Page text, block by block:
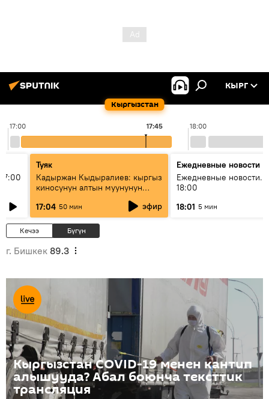
Кыргызстан
КЫРГ
17:00 18:00
17:45
Туяк
Кадыржан Кыдыралиев: кыргыз
киносунун алтын муунунун
17:04 50 мин эфир
Ежедневные новости
Ежедневные новости.
18:00
18:01 5 мин
Кечээ Бүгүн
г. Бишкек 89.3
Кыргызстан COVID-19 менен кантип
алышууда? Абал боюнча тексттик
трансляция